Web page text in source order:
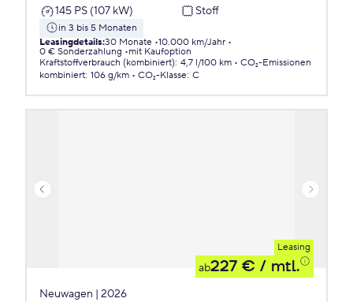
145 PS (107 kW)
Stoff
in 3 bis 5 Monaten
Leasingdetails:30 Monate 10.000 km/Jahr
0 € Sonderzahlung
mit Kaufoption
Kraftstoffverbrauch (kombiniert): 4,7 l/100 km
CO₂-Emissionen
kombiniert: 106 g/km CO₂-Klasse: C
Leasing
ab227 € / mtl.
Neuwagen | 2026